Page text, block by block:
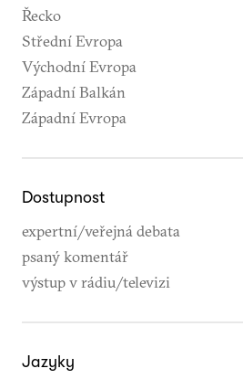
Řecko
Střední Evropa
Východní Evropa
Západní Balkán
Západní Evropa
Dostupnost
expertní/veřejná debata
psaný komentář
výstup v rádiu/televizi
Jazyky